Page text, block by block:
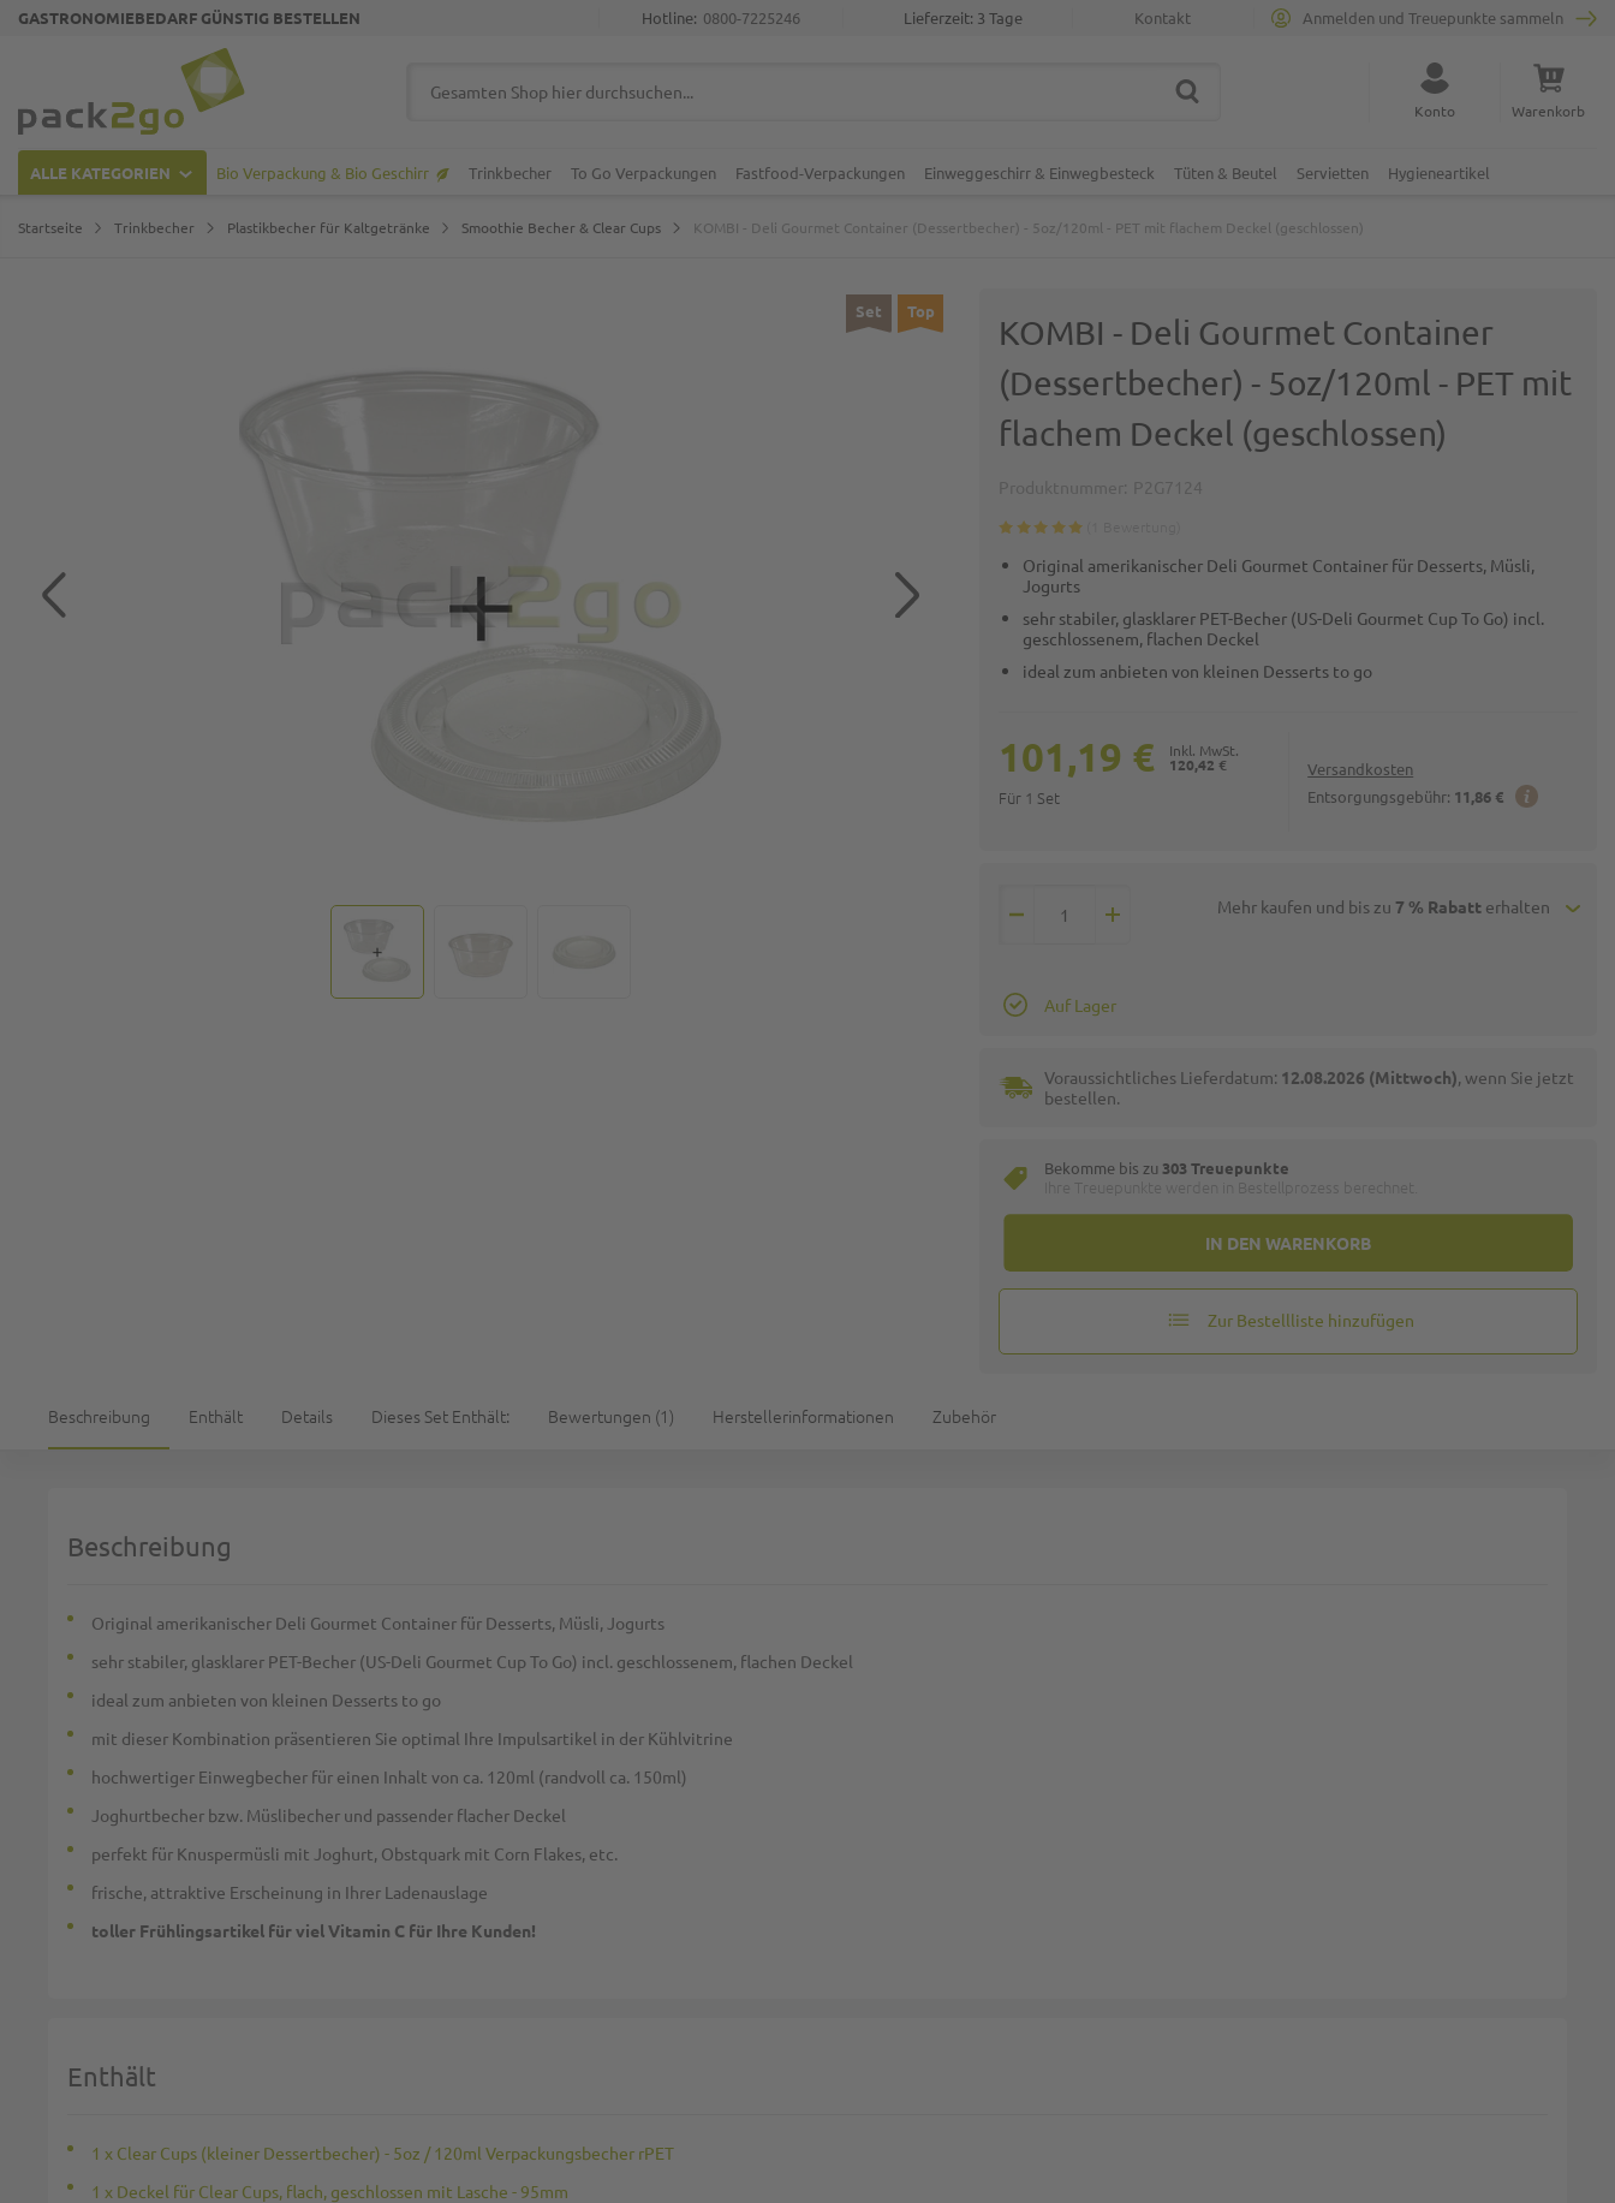
GASTRONOMIEBEDARF GÜNSTIG BESTELLEN Kontakt
Lieferzeit: 3 Tage
Hotline: 0800-7225246 Anmelden und Treuepunkte sammeln
Suche schließen
SUCHE Konto Warenkorb
ALLE KATEGORIEN Bio Verpackung & Bio Geschirr Trinkbecher To Go Verpackungen Fastfood-Verpackungen Einweggeschirr & Einwegbesteck Tüten & Beutel Servietten Hygieneartikel
Startseite Trinkbecher Plastikbecher für Kaltgetränke Smoothie Becher & Clear Cups KOMBI - Deli Gourmet Container (Dessertbecher) - 5oz/120ml - PET mit flachem Deckel (geschlossen)
Set Top
KOMBI - Deli Gourmet Container
(Dessertbecher) - 5oz/120ml - PET mit
flachem Deckel (geschlossen)
Original amerikanischer Deli Gourmet Container für Desserts, Müsli,
Jogurts
sehr stabiler, glasklarer PET-Becher (US-Deli Gourmet Cup To Go) incl.
geschlossenem, flachen Deckel
ideal zum anbieten von kleinen Desserts to go
Versandkosten
Entsorgungsgebühr: 11,86 €
120,42 €
101,19 €
Für 1 Set
IN DEN WARENKORB
Mehr kaufen und bis zu 7 % Rabatterhalten
Auf Lager
Voraussichtliches Lieferdatum: 12.08.2026 (Mittwoch), wenn Sie jetzt
bestellen.
Bekomme bis zu303 Treuepunkte
Zur Bestellliste hinzufügen
Beschreibung Enthält Details Dieses Set Enthält: Bewertungen 1 Herstellerinformationen Zubehör
Beschreibung
Original amerikanischer Deli Gourmet Container für Desserts, Müsli, Jogurts
sehr stabiler, glasklarer PET-Becher (US-Deli Gourmet Cup To Go) incl. geschlossenem, flachen Deckel
ideal zum anbieten von kleinen Desserts to go
mit dieser Kombination präsentieren Sie optimal Ihre Impulsartikel in der Kühlvitrine
hochwertiger Einwegbecher für einen Inhalt von ca. 120ml (randvoll ca. 150ml)
Joghurtbecher bzw. Müslibecher und passender flacher Deckel
perfekt für Knuspermüsli mit Joghurt, Obstquark mit Corn Flakes, etc.
frische, attraktive Erscheinung in Ihrer Ladenauslage
toller Frühlingsartikel für viel Vitamin C für Ihre Kunden!
Enthält
1 x Clear Cups (kleiner Dessertbecher) - 5oz / 120ml Verpackungsbecher rPET
1 x Deckel für Clear Cups, flach, geschlossen mit Lasche - 95mm